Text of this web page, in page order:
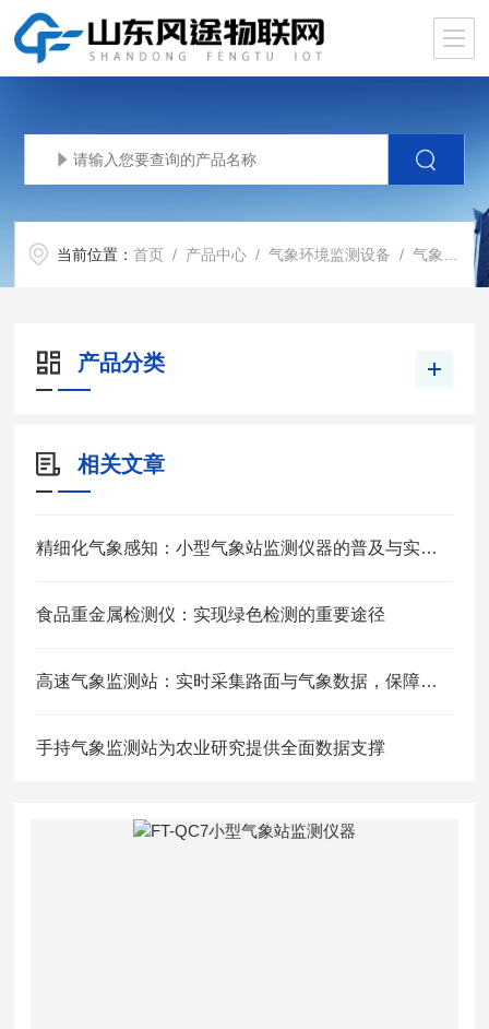
当前位置：首页 / 产品中心 /气象环境监测设备 /气象监测站
产品分类
相关文章
精细化气象感知：小型气象站监测仪器的普及与实用价值
食品重金属检测仪：实现绿色检测的重要途径
高速气象监测站：实时采集路面与气象数据，保障道路行车安全
手持气象监测站为农业研究提供全面数据支撑